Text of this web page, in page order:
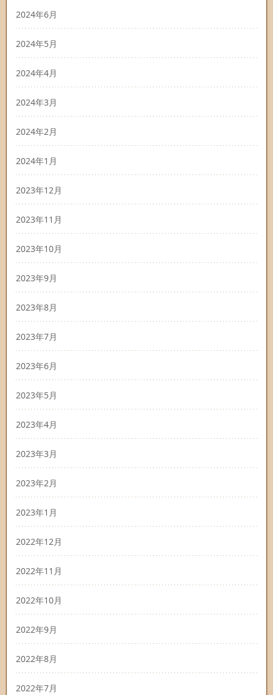
2024年6月
2024年5月
2024年4月
2024年3月
2024年2月
2024年1月
2023年12月
2023年11月
2023年10月
2023年9月
2023年8月
2023年7月
2023年6月
2023年5月
2023年4月
2023年3月
2023年2月
2023年1月
2022年12月
2022年11月
2022年10月
2022年9月
2022年8月
2022年7月